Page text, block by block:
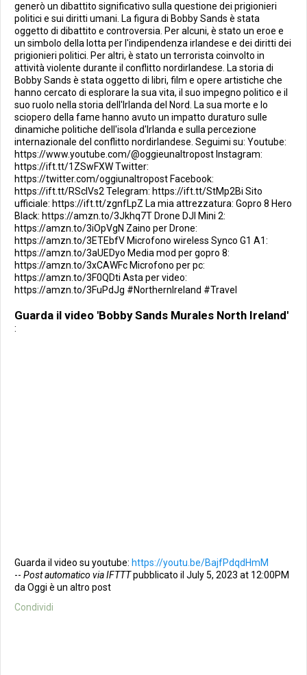
generò un dibattito significativo sulla questione dei prigionieri
politici e sui diritti umani. La figura di Bobby Sands è stata
oggetto di dibattito e controversia. Per alcuni, è stato un eroe e
un simbolo della lotta per l'indipendenza irlandese e dei diritti dei
prigionieri politici. Per altri, è stato un terrorista coinvolto in
attività violente durante il conflitto nordirlandese. La storia di
Bobby Sands è stata oggetto di libri, film e opere artistiche che
hanno cercato di esplorare la sua vita, il suo impegno politico e il
suo ruolo nella storia dell'Irlanda del Nord. La sua morte e lo
sciopero della fame hanno avuto un impatto duraturo sulle
dinamiche politiche dell'isola d'Irlanda e sulla percezione
internazionale del conflitto nordirlandese. Seguimi su: Youtube:
https://www.youtube.com/@oggieunaltropost Instagram:
https://ift.tt/1ZSwFXW Twitter:
https://twitter.com/oggiunaltropost Facebook:
https://ift.tt/RScIVs2 Telegram: https://ift.tt/StMp2Bi Sito
ufficiale: https://ift.tt/zgnfLpZ La mia attrezzatura: Gopro 8 Hero
Black: https://amzn.to/3Jkhq7T Drone DJI Mini 2:
https://amzn.to/3iOpVgN Zaino per Drone:
https://amzn.to/3ETEbfV Microfono wireless Synco G1 A1:
https://amzn.to/3aUEDyo Media mod per gopro 8:
https://amzn.to/3xCAWFc Microfono per pc:
https://amzn.to/3F0QDti Asta per video:
https://amzn.to/3FuPdJg #NorthernIreland #Travel
Guarda il video 'Bobby Sands Murales North Ireland'
:
Guarda il video su youtube: https://youtu.be/BajfPdqdHmM
-- Post automatico via IFTTTpubblicato il July 5, 2023 at 12:00PM
da Oggi è un altro post
Condividi